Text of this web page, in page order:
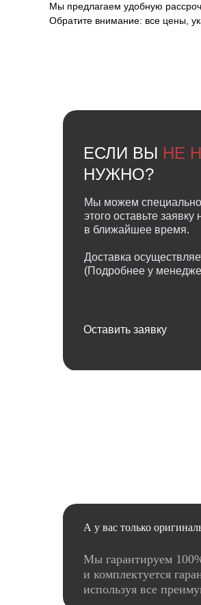
Мы предлагаем удобную
Обратите внимание: все цены,
Оставить заявку
Мы можем специально
этого оставьте
в ближайшее время.
Доставка
(Подробнее у
ЕСЛИ ВЫ НЕ
НУЖНО?
А у вас только
Мы гарантируем
и комплектуется
используя все